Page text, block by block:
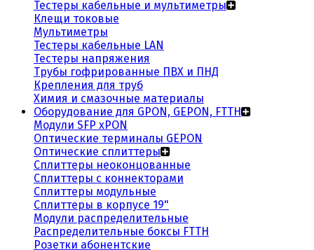
Тестеры кабельные и мультиметры
Клещи токовые
Мультиметры
Тестеры кабельные LAN
Тестеры напряжения
Трубы гофрированные ПВХ и ПНД
Крепления для труб
Химия и смазочные материалы
Оборудование для GPON, GEPON, FTTH
Модули SFP xPON
Оптические терминалы GEPON
Оптические сплиттеры
Сплиттеры неоконцованные
Сплиттеры с коннекторами
Сплиттеры модульные
Сплиттеры в корпусе 19"
Модули распределительные
Распределительные боксы FTTH
Розетки абонентские